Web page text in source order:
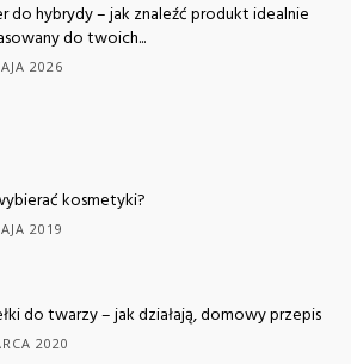
do hybrydy – jak znaleźć produkt idealnie
do twoich...
2026
kosmetyki?
2019
do twarzy – jak działają, domowy przepis
2020